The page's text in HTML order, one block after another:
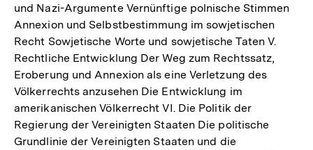
und Nazi-Argumente Vernünftige polnische Stimmen
Annexion und Selbstbestimmung im sowjetischen
Recht Sowjetische Worte und sowjetische Taten V.
Rechtliche Entwicklung Der Weg zum Rechtssatz,
Eroberung und Annexion als eine Verletzung des
Völkerrechts anzusehen Die Entwicklung im
amerikanischen Völkerrecht VI. Die Politik der
Regierung der Vereinigten Staaten Die politische
Grundlinie der Vereinigten Staaten und die